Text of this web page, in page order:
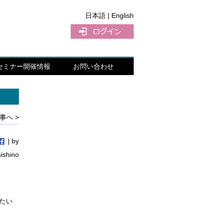
日本語 | English
ミナー開催情報 お問い合わせ
へ >
| by
い